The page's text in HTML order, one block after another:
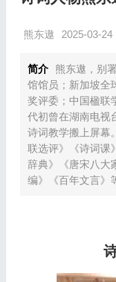
熊东遨 2025-03-24
简介
熊东遨，别
馆馆员；新加坡全
奖评委；中国楹联
代初曾在湖南电视
诗词教学搬上屏幕
联选评》《诗词课
辞典》《唐宋八大
编》《百年文言》